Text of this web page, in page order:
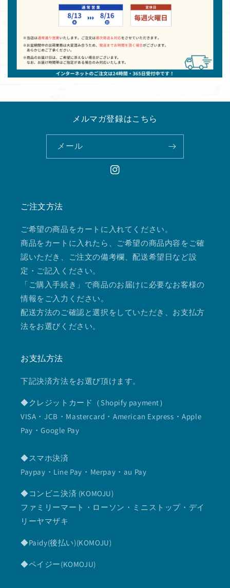
メルマガ登録はこちら
メール
Instagram
ご注文方法
ご希望の商品をカートに入れてください。
商品をカートに入れたら、ご希望の商品内容をご確
認いただき、ご注文の備考欄、配送希望日など設
定・ご記入ください。
「ご購入手続き」で商品のお届けに必要なお客様の
情報をご入力ください。
配送方法のご確認と選択をしていただき、お支払方
法をお選びください。
お支払方法
下記決済方法をお選び頂けます。
◆クレジットカード（Shopify payment）
VISA・JCB・Mastercard・American Express・Apple
Pay・Google Pay
◆スマホ決済
Paypay・Line Pay・Merpay・au Pay
◆コンビニ決済 (KOMOJU)
ファミリーマート・ローソン・ミニストップ・デイ
リーヤマザキ
◆Paidy(後払い)(KOMOJU)
◆ペイジー(KOMOJU)